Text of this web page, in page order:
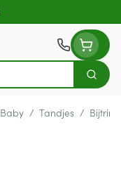
Zoek
Baby / Tandjes / Bijtring